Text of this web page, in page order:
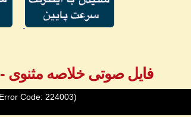
فایل صوتی خلاصه مثنوی - بخش ۵ -
Code: 224003)